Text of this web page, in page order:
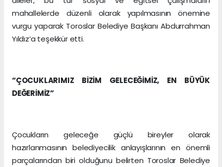
mahallelerde düzenli olarak yapılmasının önemine
vurgu yaparak Toroslar Belediye Başkanı Abdurrahman
Yıldız’a teşekkür etti.
“ÇOCUKLARIMIZ BİZİM GELECEĞİMİZ, EN BÜYÜK
DEĞERİMİZ”
Çocukların geleceğe güçlü bireyler olarak
hazırlanmasının belediyecilik anlayışlarının en önemli
parçalarından biri olduğunu belirten Toroslar Belediye